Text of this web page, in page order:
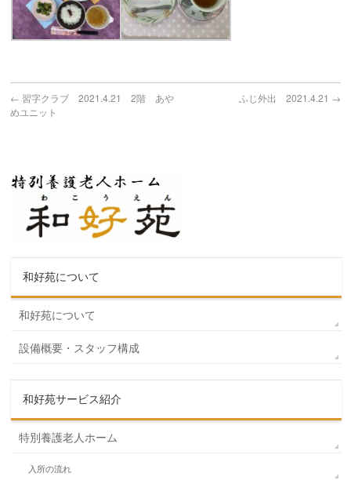
← 習字クラブ 2021.4.21 2階 あや
めユニット
ふじ外出 2021.4.21 →
和好苑について
和好苑について
設備概要・スタッフ構成
和好苑サービス紹介
特別養護老人ホーム
入所の流れ